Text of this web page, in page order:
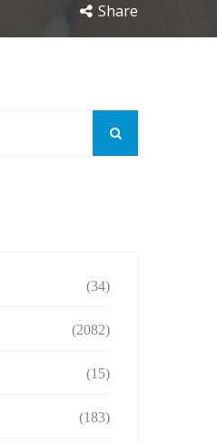
Share
(34)
(2082)
(15)
(183)